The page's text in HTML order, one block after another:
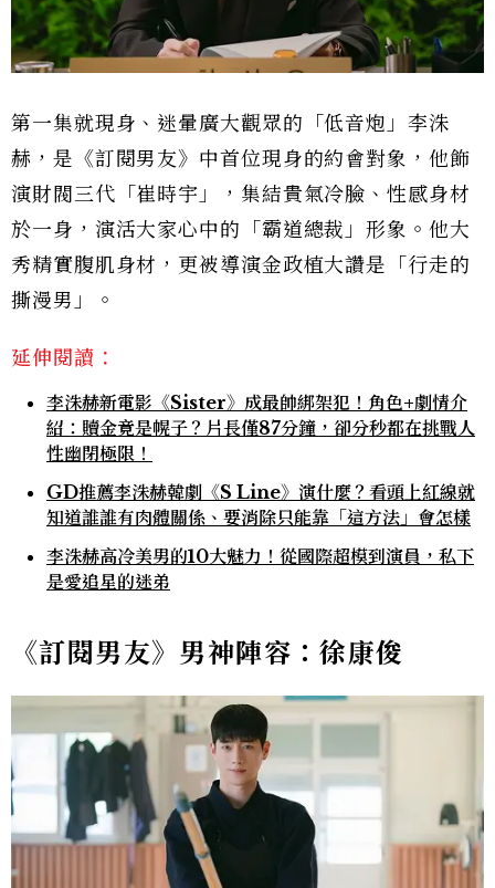
第一集就現身、迷暈廣大觀眾的「低音炮」李洙
赫，是《訂閱男友》中首位現身的約會對象，他飾
演財閥三代「崔時宇」，集結貴氣冷臉、性感身材
於一身，演活大家心中的「霸道總裁」形象。他大
秀精實腹肌身材，更被導演金政植大讚是「行走的
撕漫男」。
延伸閱讀：
李洙赫新電影《Sister》成最帥綁架犯！角色+劇情介
紹：贖金竟是幌子？片長僅87分鐘，卻分秒都在挑戰人
性幽閉極限！
GD推薦李洙赫韓劇《S Line》演什麼？看頭上紅線就
知道誰誰有肉體關係、要消除只能靠「這方法」會怎樣
李洙赫高冷美男的10大魅力！從國際超模到演員，私下
是愛追星的迷弟
《訂閱男友》男神陣容：徐康俊